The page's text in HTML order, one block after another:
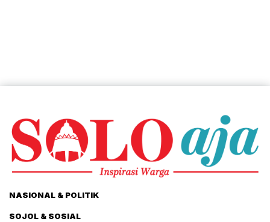
NASIONAL & POLITIK
SOJOL & SOSIAL